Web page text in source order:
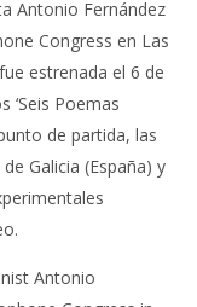
Antonio Fernández
Congress en Las
estrenada el 6 de
‘Seis Poemas
de partida, las
Galicia (España) y
Antonio